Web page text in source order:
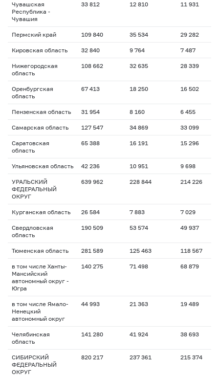
Чувашская
Республика -
Чувашия
33 812 12 810 11 931
Пермский край 109 840 35 534 29 282
Кировская область 32 840 9 764 7 487
Нижегородская
область
108 662 32 635 28 339
Оренбургская
область
67 413 18 250 16 502
Пензенская область 31 954 8 160 6 455
Самарская область 127 547 34 869 33 099
Саратовская
область
65 388 16 191 15 296
Ульяновская область 42 236 10 951 9 698
УРАЛЬСКИЙ
ФЕДЕРАЛЬНЫЙ
ОКРУГ
639 962 228 844 214 226
Курганская область 26 584 7 883 7 029
Свердловская
область
190 509 53 574 49 937
Тюменская область 281 589 125 463 118 567
в том числе Ханты-
Мансийский
автономный округ -
Югра
140 275 71 498 68 879
в том числе Ямало-
Ненецкий
автономный округ
44 993 21 363 19 489
Челябинская
область
141 280 41 924 38 693
СИБИРСКИЙ
ФЕДЕРАЛЬНЫЙ
ОКРУГ
820 217 237 361 215 374